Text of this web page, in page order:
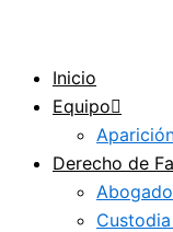
Inicio
Equipo
Derecho de